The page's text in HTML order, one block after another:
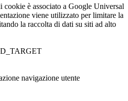
cookie è associato a Google Universal
viene utilizzato per limitare la
la raccolta di dati su siti ad alto
navigazione utente